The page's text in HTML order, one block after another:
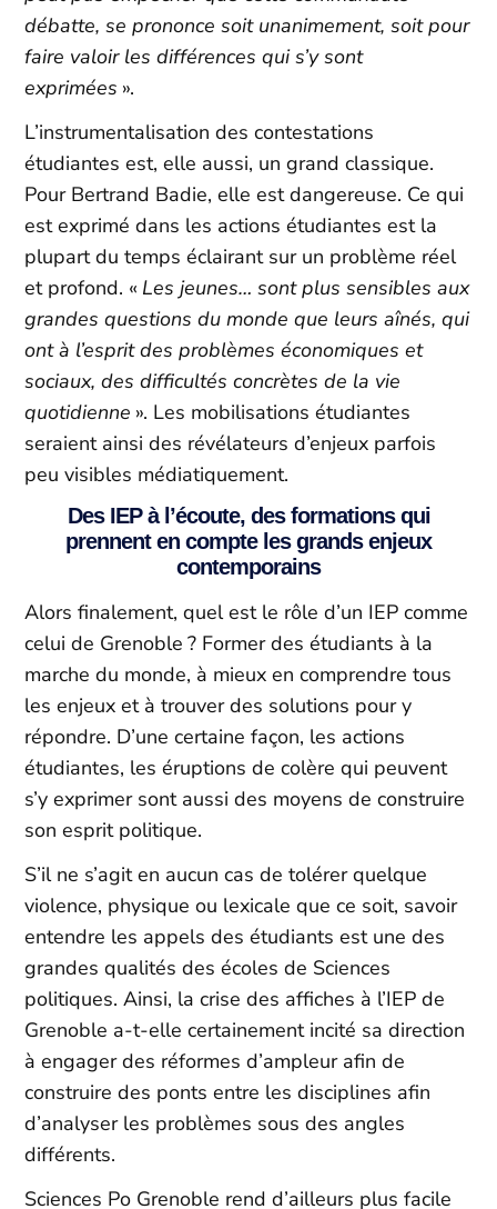
débatte, se prononce soit unanimement, soit pour
faire valoir les différences qui s’y sont
exprimées ».
L’instrumentalisation des contestations
étudiantes est, elle aussi, un grand classique.
Pour Bertrand Badie, elle est dangereuse. Ce qui
est exprimé dans les actions étudiantes est la
plupart du temps éclairant sur un problème réel
et profond. « Les jeunes… sont plus sensibles aux
grandes questions du monde que leurs aînés, qui
ont à l’esprit des problèmes économiques et
sociaux, des difficultés concrètes de la vie
quotidienne ». Les mobilisations étudiantes
seraient ainsi des révélateurs d’enjeux parfois
peu visibles médiatiquement.
Des IEP à l’écoute, des formations qui
prennent en compte les grands enjeux
contemporains
Alors finalement, quel est le rôle d’un IEP comme
celui de Grenoble ? Former des étudiants à la
marche du monde, à mieux en comprendre tous
les enjeux et à trouver des solutions pour y
répondre. D’une certaine façon, les actions
étudiantes, les éruptions de colère qui peuvent
s’y exprimer sont aussi des moyens de construire
son esprit politique.
S’il ne s’agit en aucun cas de tolérer quelque
violence, physique ou lexicale que ce soit, savoir
entendre les appels des étudiants est une des
grandes qualités des écoles de Sciences
politiques. Ainsi, la crise des affiches à l’IEP de
Grenoble a-t-elle certainement incité sa direction
à engager des réformes d’ampleur afin de
construire des ponts entre les disciplines afin
d’analyser les problèmes sous des angles
différents.
Sciences Po Grenoble rend d’ailleurs plus facile